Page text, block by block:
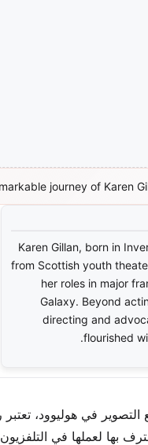
journey of Karen
Karen Gillan, born in
from Scottish youth
her roles in major
Galaxy. Beyond
directing and
flourished
في هوليوود، تعتبر
بها لعملها في التلفزيون